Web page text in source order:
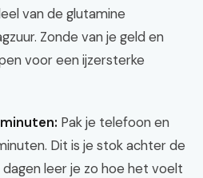
van de glutamine
Zonde van je geld en
voor een ijzersterke
Pak je telefoon en
Dit is je stok achter de
leer je zo hoe het voelt